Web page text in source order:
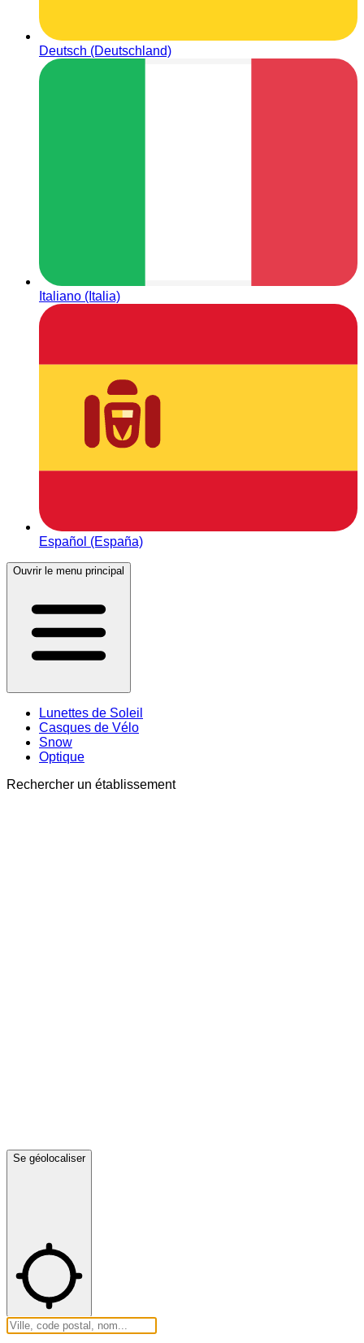
Deutsch (Deutschland)
Italiano (Italia)
Español (España)
Ouvrir le menu principal
Lunettes de Soleil
Casques de Vélo
Snow
Optique
Rechercher un établissement
Se géolocaliser